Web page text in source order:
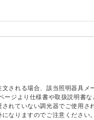
される場合、該当照明器具メ
ージより仕様書や取扱説明書
れていない調光器でご使用さ
なりますのでご注意ください。